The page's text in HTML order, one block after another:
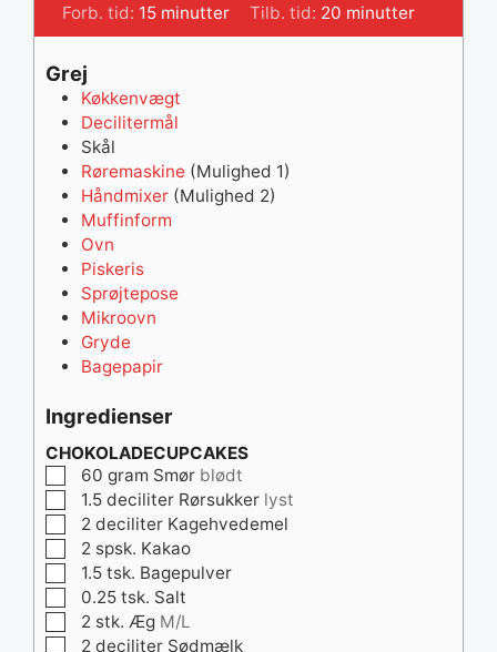
Forb. tid: 15minutter
minutter Tilb. tid: 20 minutter
minutter
Grej
Køkkenvægt
Decilitermål
Skål
Røremaskine (Mulighed 1)
Håndmixer (Mulighed 2)
Muffinform
Ovn
Piskeris
Sprøjtepose
Mikroovn
Gryde
Bagepapir
Ingredienser
CHOKOLADECUPCAKES
▢
60 gram Smør blødt
▢1.5 deciliter Rørsukker lyst
▢
2 deciliter Kagehvedemel
▢
2 spsk. Kakao
▢1.5 tsk. Bagepulver
▢
0.25 tsk. Salt
▢
2 stk. Æg M/L
▢
2 deciliter Sødmælk